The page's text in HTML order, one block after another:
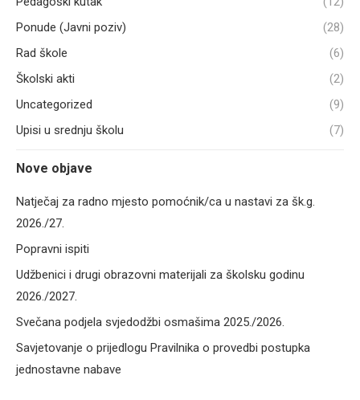
Ponude (Javni poziv)
(28)
Rad škole
(6)
Školski akti
(2)
Uncategorized
(9)
Upisi u srednju školu
(7)
Nove objave
Natječaj za radno mjesto pomoćnik/ca u nastavi za šk.g.
2026./27.
Popravni ispiti
Udžbenici i drugi obrazovni materijali za školsku godinu
2026./2027.
Svečana podjela svjedodžbi osmašima 2025./2026.
Savjetovanje o prijedlogu Pravilnika o provedbi postupka
jednostavne nabave